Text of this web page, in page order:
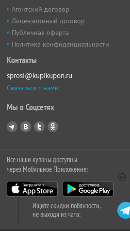
Агентский договор
Лицензионный договор
Публичная оферта
Политика конфиденциальности
Контакты
sprosi@kupikupon.ru
Связаться с нами
Мы в Соцсетях
Все наши купоны доступны
через Мобильное Приложение:
Ищите скидки поблизости,
не выходя из чата: